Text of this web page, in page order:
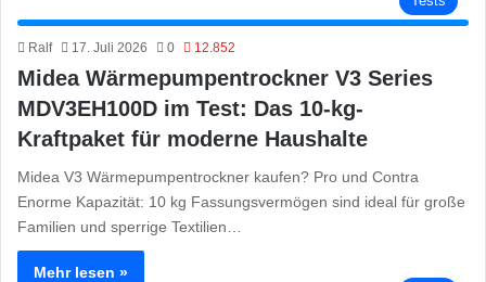
Ralf 17. Juli 2026 0 12.852
Midea Wärmepumpentrockner V3 Series
MDV3EH100D im Test: Das 10-kg-
Kraftpaket für moderne Haushalte
Midea V3 Wärmepumpentrockner kaufen? Pro und Contra
Enorme Kapazität: 10 kg Fassungsvermögen sind ideal für große
Familien und sperrige Textilien…
Mehr lesen »